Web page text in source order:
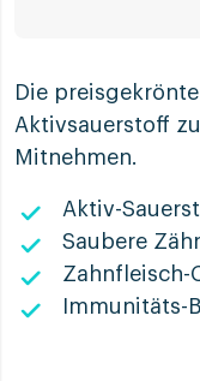
Die
Aktivsauerstoff
Mitnehmen.
Aktiv-
Saubere
Zahnfleisch-
Immunitäts-